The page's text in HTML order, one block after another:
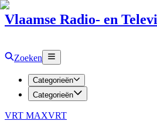
Vlaamse Radio- en
Zoeken
Categorieën
Categorieën
VRT MAXVRT